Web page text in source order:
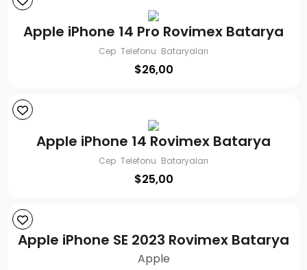
Apple iPhone 14 Pro Rovimex Batarya
Cep Telefonu Bataryaları
$26,00
Apple iPhone 14 Rovimex Batarya
Cep Telefonu Bataryaları
$25,00
Apple iPhone SE 2023 Rovimex Batarya
Apple